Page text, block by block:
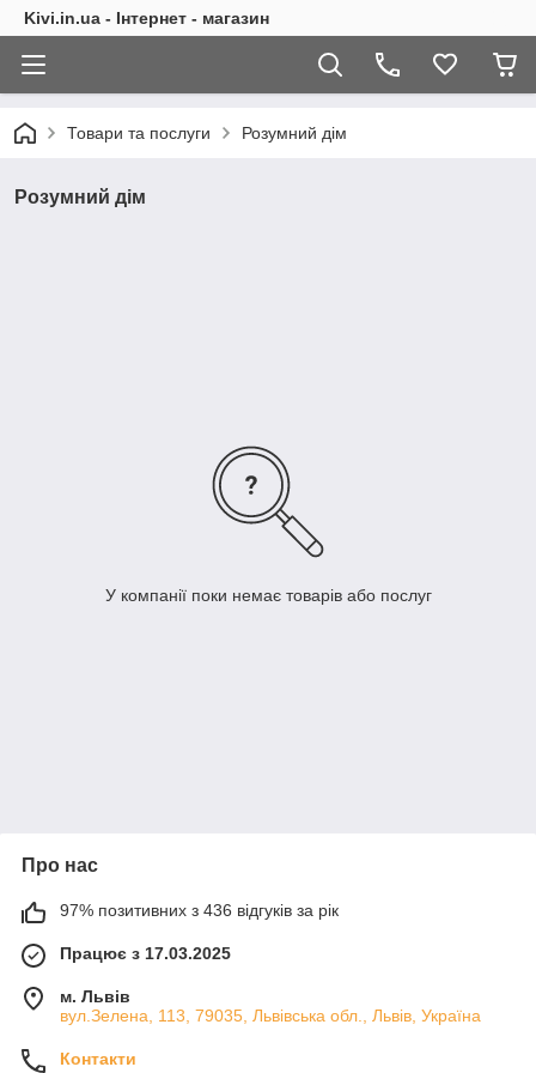
Kivi.in.ua - Інтернет - магазин
Товари та послуги Розумний дім
Розумний дім
У компанії поки немає товарів або послуг
Про нас
97% позитивних з 436 відгуків за рік
Працює з 17.03.2025
м. Львів
вул.Зелена, 113, 79035, Львівська обл., Львів, Україна
Контакти